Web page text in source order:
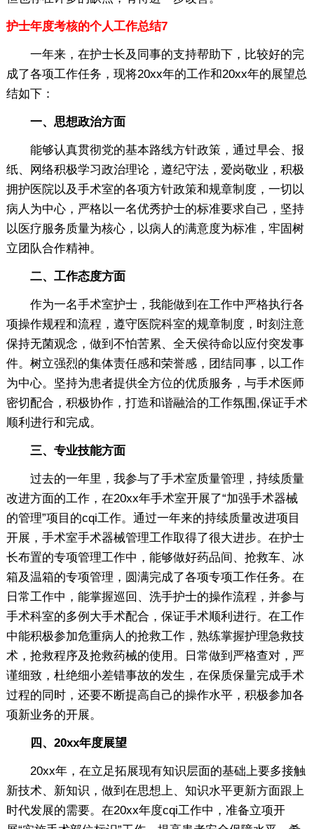
护士年度考核的个人工作总结7
一年来，在护士长及同事的支持帮助下，比较好的完
成了各项工作任务，现将20xx年的工作和20xx年的展望总
结如下：
一、思想政治方面
能够认真贯彻党的基本路线方针政策，通过早会、报
纸、网络积极学习政治理论，遵纪守法，爱岗敬业，积极
拥护医院以及手术室的各项方针政策和规章制度，一切以
病人为中心，严格以一名优秀护士的标准要求自己，坚持
以医疗服务质量为核心，以病人的满意度为标准，牢固树
立团队合作精神。
二、工作态度方面
作为一名手术室护士，我能做到在工作中严格执行各
项操作规程和流程，遵守医院科室的规章制度，时刻注意
保持无菌观念，做到不怕苦累、全天侯待命以应付突发事
件。树立强烈的集体责任感和荣誉感，团结同事，以工作
为中心。坚持为患者提供全方位的优质服务，与手术医师
密切配合，积极协作，打造和谐融洽的工作氛围,保证手术
顺利进行和完成。
三、专业技能方面
过去的一年里，我参与了手术室质量管理，持续质量
改进方面的工作，在20xx年手术室开展了“加强手术器械
的管理”项目的cqi工作。通过一年来的持续质量改进项目
开展，手术室手术器械管理工作取得了很大进步。在护士
长布置的专项管理工作中，能够做好药品间、抢救车、冰
箱及温箱的专项管理，圆满完成了各项专项工作任务。在
日常工作中，能掌握巡回、洗手护士的操作流程，并参与
手术科室的多例大手术配合，保证手术顺利进行。在工作
中能积极参加危重病人的抢救工作，熟练掌握护理急救技
术，抢救程序及抢救药械的使用。日常做到严格查对，严
谨细致，杜绝细小差错事故的发生，在保质保量完成手术
过程的同时，还要不断提高自己的操作水平，积极参加各
项新业务的开展。
四、20xx年度展望
20xx年，在立足拓展现有知识层面的基础上要多接触
新技术、新知识，做到在思想上、知识水平更新方面跟上
时代发展的需要。在20xx年度cqi工作中，准备立项开